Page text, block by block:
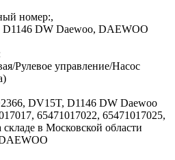
номер:,
DW Daewoo, DAEWOO
Рулевое управление/Насос
DV15T, D1146 DW Daewoo
65471017022, 65471017025,
в Московской области